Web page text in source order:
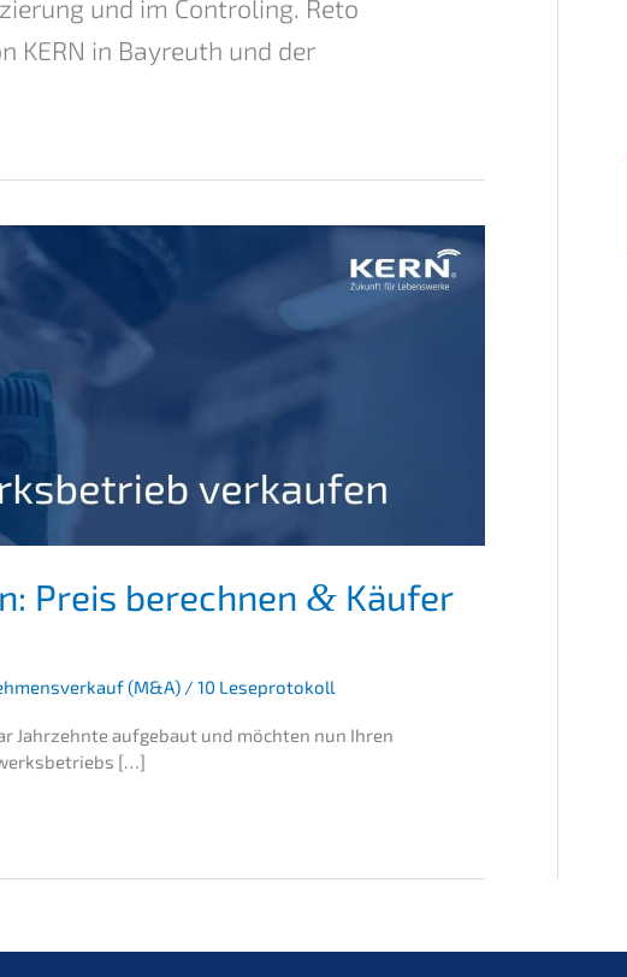
und im Controling. Reto
KERN in Bayreuth und der
Preis berech­nen & Käufer
(M&A) / 10 Leseprotokoll
Jahrzehn­te aufge­baut und möchten nun Ihren
[…]